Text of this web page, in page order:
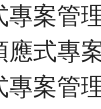
專案管
式專
案管理